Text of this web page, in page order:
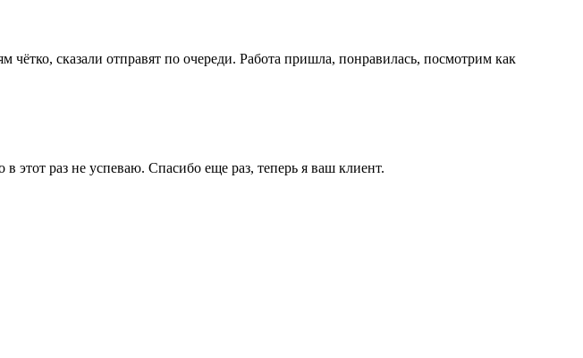
сказали отправят по очереди. Работа пришла, понравилась, посмотрим как
этот раз не успеваю. Спасибо еще раз, теперь я ваш клиент.